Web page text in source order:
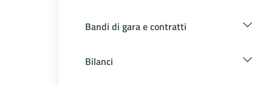
Bandi di gara e contratti
Bilanci